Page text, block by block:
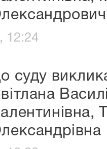
12:24
суду